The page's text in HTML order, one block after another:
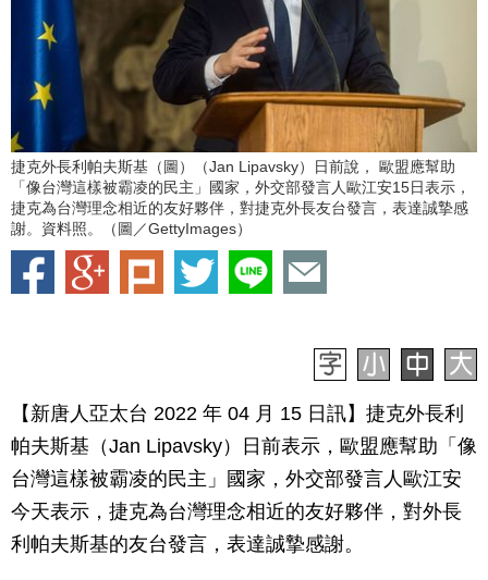
捷克外長利帕夫斯基（圖）（Jan Lipavsky）日前說， 歐盟應幫助
「像台灣這樣被霸凌的民主」國家，外交部發言人歐江安15日表示，
捷克為台灣理念相近的友好夥伴，對捷克外長友台發言，表達誠摯感
謝。資料照。（圖／GettyImages）
【新唐人亞太台 2022 年 04 月 15 日訊】捷克外長利
帕夫斯基（Jan Lipavsky）日前表示，歐盟應幫助「像
台灣這樣被霸凌的民主」國家，外交部發言人歐江安
今天表示，捷克為台灣理念相近的友好夥伴，對外長
利帕夫斯基的友台發言，表達誠摯感謝。